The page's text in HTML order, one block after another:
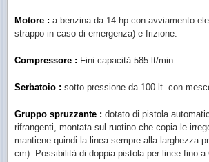
Motore : a benzina da 14 hp con avviamento
strappo in caso di emergenza) e frizione.
Compressore : Fini capacità 585 lt/min.
Serbatoio : sotto pressione da 100 lt. con
Gruppo spruzzante : dotato di pistola
rifrangenti, montata sul ruotino che copia le
mantiene quindi la linea sempre alla larghezza
cm). Possibilità di doppia pistola per linee fino a